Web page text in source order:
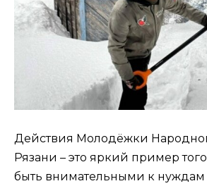
Действия Молодёжки
Рязани – это яркий пример
быть внимательными к